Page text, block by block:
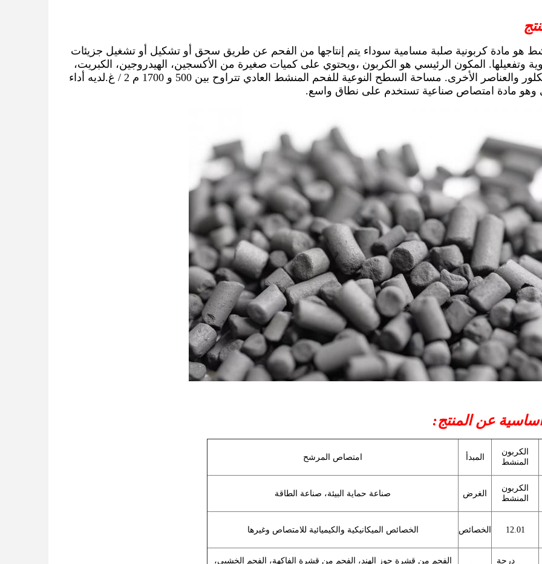
هو مادة كربونية صلبة مسامية سوداء يتم إنتاجها من الفحم عن طريق سحق أو تشكيل أو تشغيل جزيئات
وتفعيلها. المكون الرئيسي هو الكربون ،ويحتوي على كميات صغيرة من الأكسجين، الهيدروجين، الكبريت،
النيتروجين، الكلور والعناصر الأخرى. مساحة السطح النوعية للفحم المنشط العادي تتراوح بين 500 و 1700 م 2 / غ.لديه أداء
مادة امتصاص صناعية تستخدم على نطاق واسع.
عن المنتج:
الكربون
المنشط
المبدأ امتصاص المرشح
الكربون
المنشط
الغرض صناعة حماية البيئة، صناعة الطاقة
12.01 الخصائص الخصائص الميكانيكية والكيميائية للامتصاص وغيرها
3500 درجة
الفحم من قشرة جوز الهند، الفحم من قشرة الفاكهة، الفحم الخشبي،